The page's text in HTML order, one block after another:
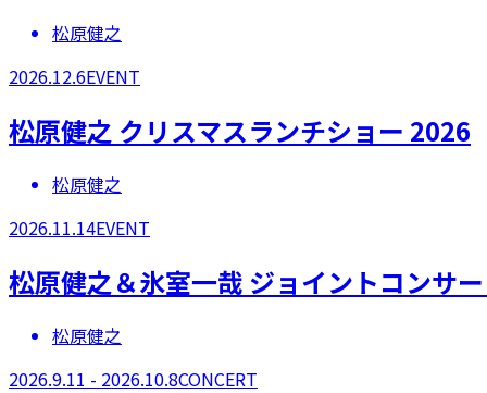
松原健之
2026.12.6EVENT
松原健之 クリスマスランチショー 2026
松原健之
2026.11.14EVENT
松原健之＆氷室一哉 ジョイントコンサ
松原健之
2026.9.11 - 2026.10.8CONCERT